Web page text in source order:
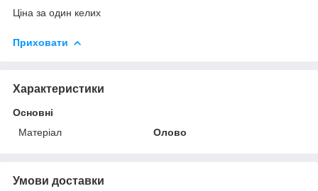
Ціна за один келих
Приховати
Характеристики
Основні
Матеріал
Олово
Умови доставки